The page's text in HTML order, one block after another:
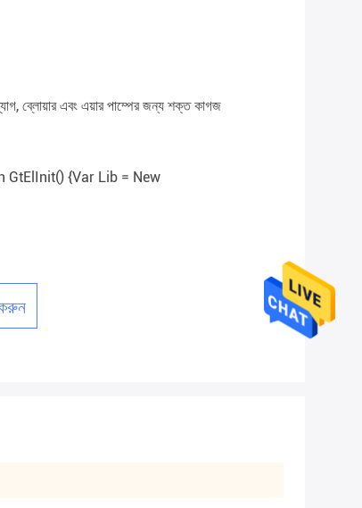
ব্লোয়ার এবং এয়ার পাম্পের জন্য শক্ত কাগজ
GtElInit() {var Lib = New